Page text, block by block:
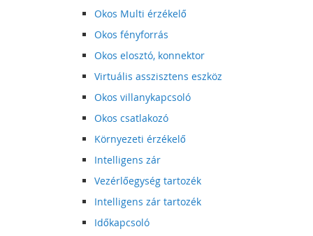
Okos Multi érzékelő
Okos fényforrás
Okos elosztó, konnektor
Virtuális asszisztens eszköz
Okos villanykapcsoló
Okos csatlakozó
Környezeti érzékelő
Intelligens zár
Vezérlőegység tartozék
Intelligens zár tartozék
Időkapcsoló